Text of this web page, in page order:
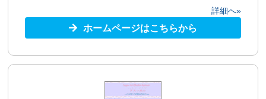
詳細へ»
ホームページはこちらから